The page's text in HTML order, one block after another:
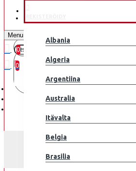
Ostoskorisi on tyhjä!
Albania
Algeria
Argentiina
Australia
Itävalta
Belgia
Brasilia
Menu
0
0